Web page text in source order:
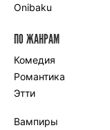
Onibaku
ПО ЖАНРАМ
Комедия
Романтика
Этти
Вампиры